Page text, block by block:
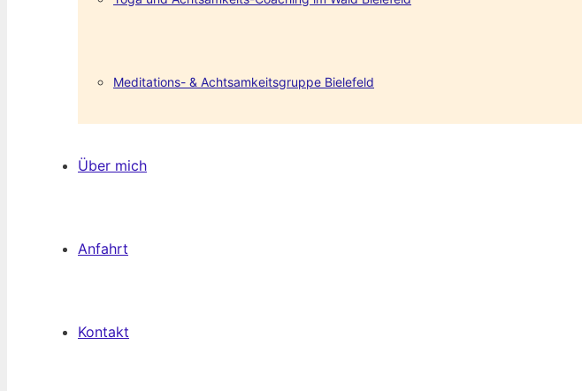
Meditations- & Achtsamkeitsgruppe Bielefeld
Über mich
Anfahrt
Kontakt